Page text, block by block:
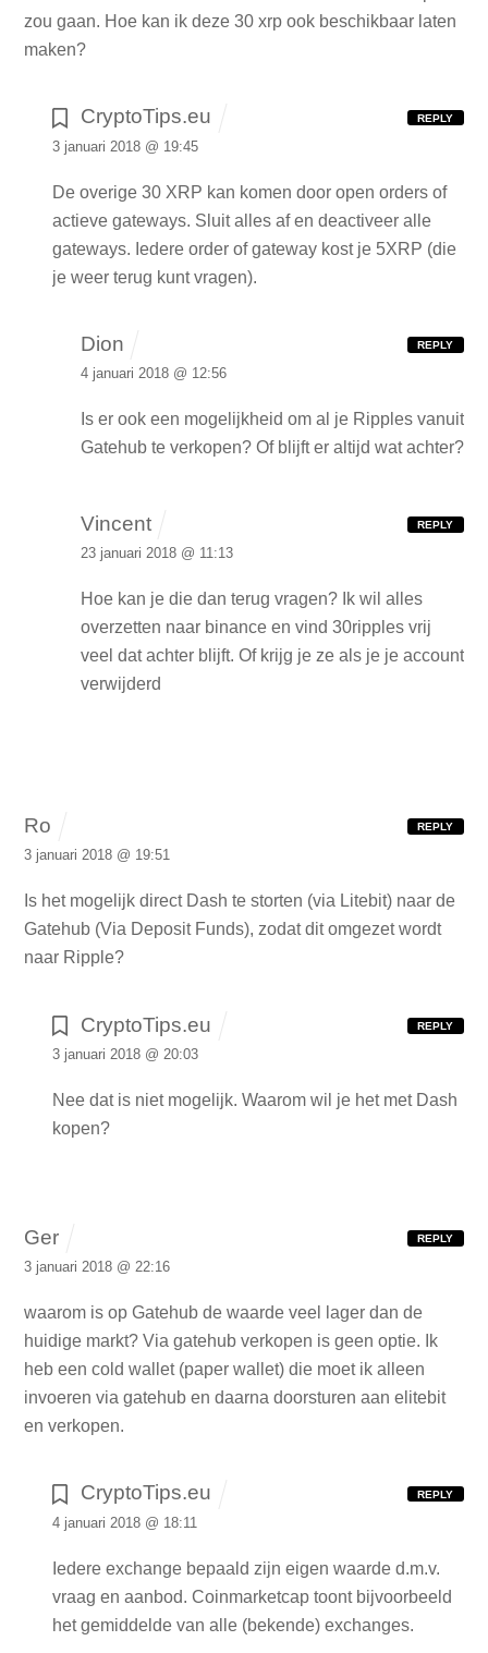
zou gaan. Hoe kan ik deze 30 xrp ook beschikbaar laten
maken?
CryptoTips.eu
3 januari 2018 @ 19:45
De overige 30 XRP kan komen door open orders of
actieve gateways. Sluit alles af en deactiveer alle
gateways. Iedere order of gateway kost je 5XRP (die
je weer terug kunt vragen).
REPLY
Dion
4 januari 2018 @ 12:56
Is er ook een mogelijkheid om al je Ripples vanuit
Gatehub te verkopen? Of blijft er altijd wat achter?
REPLY
Vincent
23 januari 2018 @ 11:13
Hoe kan je die dan terug vragen?Ik wil alles
overzetten naar binance en vind 30ripples vrij
veel dat achter blijft. Of krijg je ze als je je account
verwijderd
REPLY
Ro
3 januari 2018 @ 19:51
Is het mogelijk direct Dash te storten (via Litebit) naar de
Gatehub (Via Deposit Funds), zodat dit omgezet wordt
naar Ripple?
REPLY
CryptoTips.eu
3 januari 2018 @ 20:03
Nee dat is niet mogelijk. Waarom wil je het met Dash
kopen?
REPLY
Ger
3 januari 2018 @ 22:16
waarom is op Gatehub de waarde veel lager dan de
huidige markt? Via gatehub verkopen is geen optie. Ik
heb een cold wallet (paper wallet) die moet ik alleen
invoeren via gatehub en daarna doorsturen aan elitebit
en verkopen.
REPLY
CryptoTips.eu
4 januari 2018 @ 18:11
Iedere exchange bepaald zijn eigen waarde d.m.v.
vraag en aanbod. Coinmarketcap toont bijvoorbeeld
het gemiddelde van alle (bekende) exchanges.
REPLY